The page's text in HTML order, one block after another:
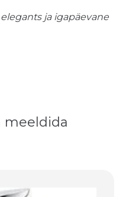
ja igapäevane
meeldida